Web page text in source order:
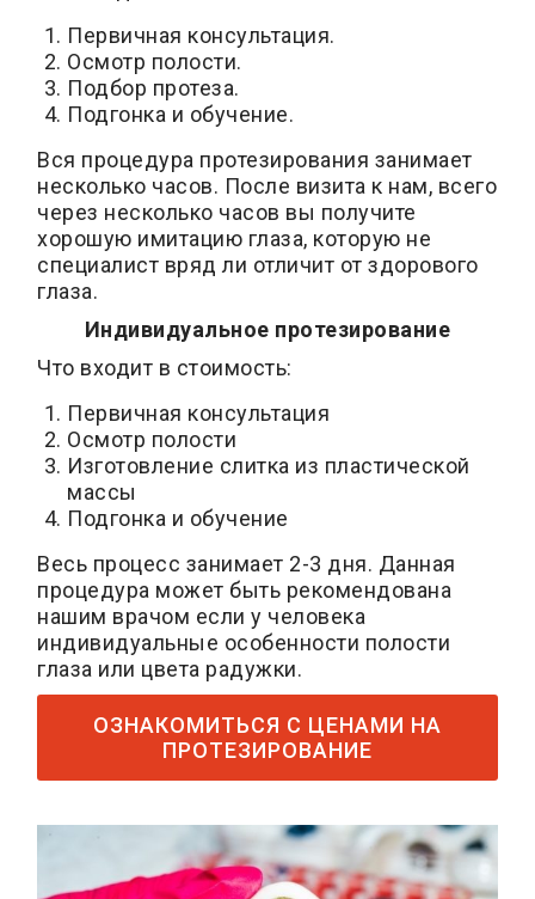
Первичная консультация.
Осмотр полости.
Подбор протеза.
Подгонка и обучение.
Вся процедура протезирования занимает
несколько часов. После визита к нам, всего
через несколько часов вы получите
хорошую имитацию глаза, которую не
специалист вряд ли отличит от здорового
глаза.
Индивидуальное протезирование
Что входит в стоимость:
Первичная консультация
Осмотр полости
Изготовление слитка из пластической
массы
Подгонка и обучение
Весь процесс занимает 2-3 дня. Данная
процедура может быть рекомендована
нашим врачом если у человека
индивидуальные особенности полости
глаза или цвета радужки.
ОЗНАКОМИТЬСЯ С ЦЕНАМИ НА
ПРОТЕЗИРОВАНИЕ